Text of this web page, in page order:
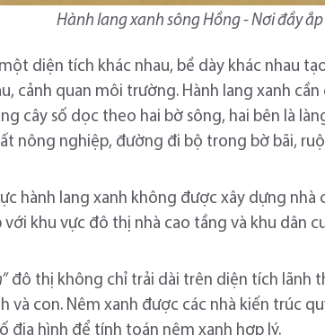
Hành lang xanh sông Hồng - Nơi đầy
diện tích khác nhau, bề dày khác nhau
cảnh quan môi trường. Hành lang xanh
cây số dọc theo hai bờ sông, hai bên là
nông nghiệp, đường đi bộ trong bờ bãi,
hành lang xanh không được xây dựng
khu vực đô thị nhà cao tầng và khu dân
đô thị không chỉ trải dài trên diện tích lãnh
và con. Nêm xanh được các nhà kiến trúc
địa hình để tính toán nêm xanh hợp lý.